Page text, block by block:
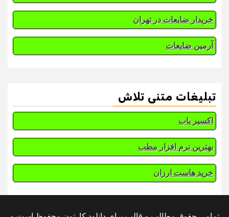
خریدار ضایعات در تهران
آرمین ضایعات
تبلیغات متنی تلاش
اکسیر یاب
بهترین نرم افزار مطب
خرید هاست ارزان